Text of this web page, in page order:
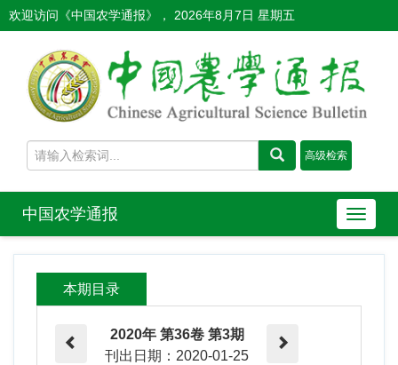
欢迎访问《中国农学通报》， 2026年8月7日 星期五
导
航
切
中国农学通报
本期目录
2020年 第36卷 第3期
刊出日期：2020-01-25